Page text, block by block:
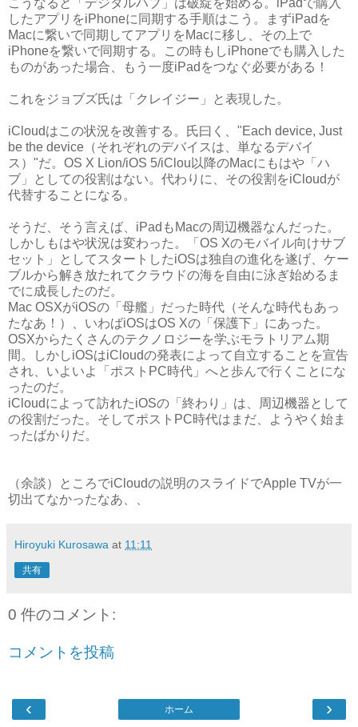
したアプリをiPhoneに同期する手順はこう。まずiPadを
Macに繋いで同期してアプリをMacに移し、その上で
iPhoneを繋いで同期する。この時もしiPhoneでも購入した
ものがあった場合、もう一度iPadをつなぐ必要がある！
これをジョブズ氏は「クレイジー」と表現した。
iCloudはこの状況を改善する。氏曰く、"Each device, Just
be the device（それぞれのデバイスは、単なるデバイ
ス）"だ。OS X Lion/iOS 5/iClou以降のMacにもはや「ハ
ブ」としての役割はない。代わりに、その役割をiCloudが
代替することになる。
そうだ、そう言えば、iPadもMacの周辺機器なんだった。
しかしもはや状況は変わった。「OS Xのモバイル向けサブ
セット」としてスタートしたiOSは独自の進化を遂げ、ケー
ブルから解き放たれてクラウドの海を自由に泳ぎ始めるま
でに成長したのだ。
Mac OSXがiOSの「母艦」だった時代（そんな時代もあっ
たなあ！）、いわばiOSはOS Xの「保護下」にあった。
OSXからたくさんのテクノロジーを学ぶモラトリアム期
間。しかしiOSはiCloudの発表によって自立することを宣告
され、いよいよ「ポストPC時代」へと歩んで行くことにな
ったのだ。
iCloudによって訪れたiOSの「終わり」は、周辺機器として
の役割だった。そしてポストPC時代はまだ、ようやく始ま
ったばかりだ。
（余談）ところでiCloudの説明のスライドでApple TVが一
切出てなかったなあ、、
Hiroyuki Kurosawa at 11:11
共有
0 件のコメント:
コメントを投稿
‹ ›
ホーム